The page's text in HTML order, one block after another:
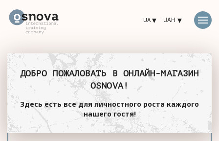
UA UAH
ДОБРО ПОЖАЛОВАТЬ В ОНЛАЙН-МАГАЗИН
OSNOVA!
Здесь есть все для личностного роста каждого
нашего гостя!